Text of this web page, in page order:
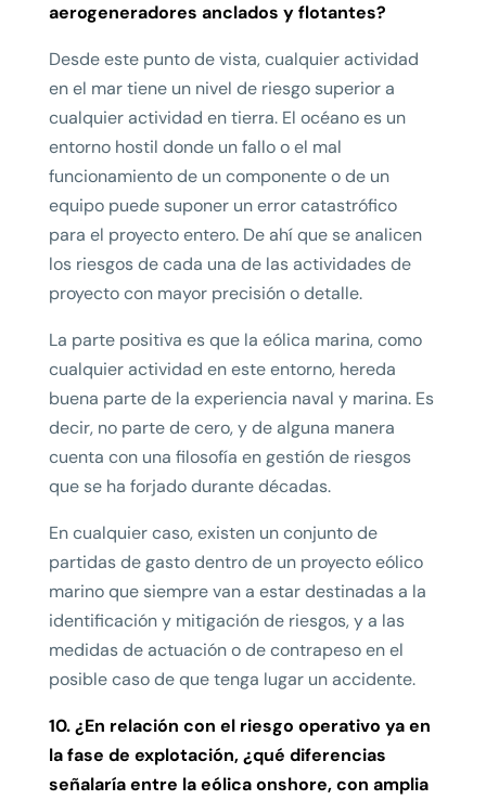
aerogeneradores anclados y flotantes?
Desde este punto de vista, cualquier actividad
en el mar tiene un nivel de riesgo superior a
cualquier actividad en tierra. El océano es un
entorno hostil donde un fallo o el mal
funcionamiento de un componente o de un
equipo puede suponer un error catastrófico
para el proyecto entero. De ahí que se analicen
los riesgos de cada una de las actividades de
proyecto con mayor precisión o detalle.
La parte positiva es que la eólica marina, como
cualquier actividad en este entorno, hereda
buena parte de la experiencia naval y marina. Es
decir, no parte de cero, y de alguna manera
cuenta con una filosofía en gestión de riesgos
que se ha forjado durante décadas.
En cualquier caso, existen un conjunto de
partidas de gasto dentro de un proyecto eólico
marino que siempre van a estar destinadas a la
identificación y mitigación de riesgos, y a las
medidas de actuación o de contrapeso en el
posible caso de que tenga lugar un accidente.
10. ¿En relación con el riesgo operativo ya en
la fase de explotación, ¿qué diferencias
señalaría entre la eólica onshore, con amplia